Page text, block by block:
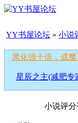
YY书屋论坛 » 小说
黑化强十倍，成
星辰之主(减肥专
小说评分